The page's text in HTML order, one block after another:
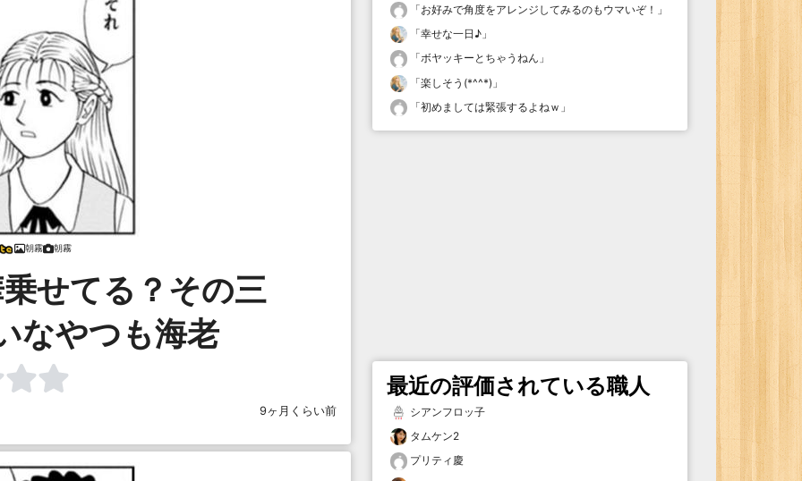
朝霧 朝霧
せてる？その三
なやつも海老
9ヶ月くらい前
「お好みで角度をアレンジしてみるのもウマいぞ！ 」
「幸せな一日♪ 」
「ボヤッキーとちゃうねん 」
「楽しそう(*^^*) 」
「初めましては緊張するよねｗ 」
最近の評価されている職人
シアンフロッ子
タムケン2
プリティ慶